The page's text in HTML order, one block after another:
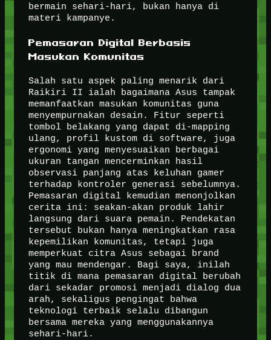
bermain sehari-hari, bukan hanya di
materi kampanye.
Pemasaran Digital Berbasis
Masukan Komunitas
Salah satu aspek paling menarik dari
Raikiri II ialah bagaimana Asus tampak
memanfaatkan masukan komunitas guna
menyempurnakan desain. Fitur seperti
tombol belakang yang dapat di-mapping
ulang, profil kustom di software, juga
ergonomi yang menyesuaikan berbagai
ukuran tangan mencerminkan hasil
observasi panjang atas keluhan gamer
terhadap kontroler generasi sebelumnya.
Pemasaran digital kemudian menonjolkan
cerita ini: seakan-akan produk lahir
langsung dari suara pemain. Pendekatan
tersebut bukan hanya meningkatkan rasa
kepemilikan komunitas, tetapi juga
memperkuat citra Asus sebagai brand
yang mau mendengar. Bagi saya, inilah
titik di mana pemasaran digital berubah
dari sekadar promosi menjadi dialog dua
arah, sekaligus pengingat bahwa
teknologi terbaik selalu dibangun
bersama mereka yang menggunakannya
sehari-hari.